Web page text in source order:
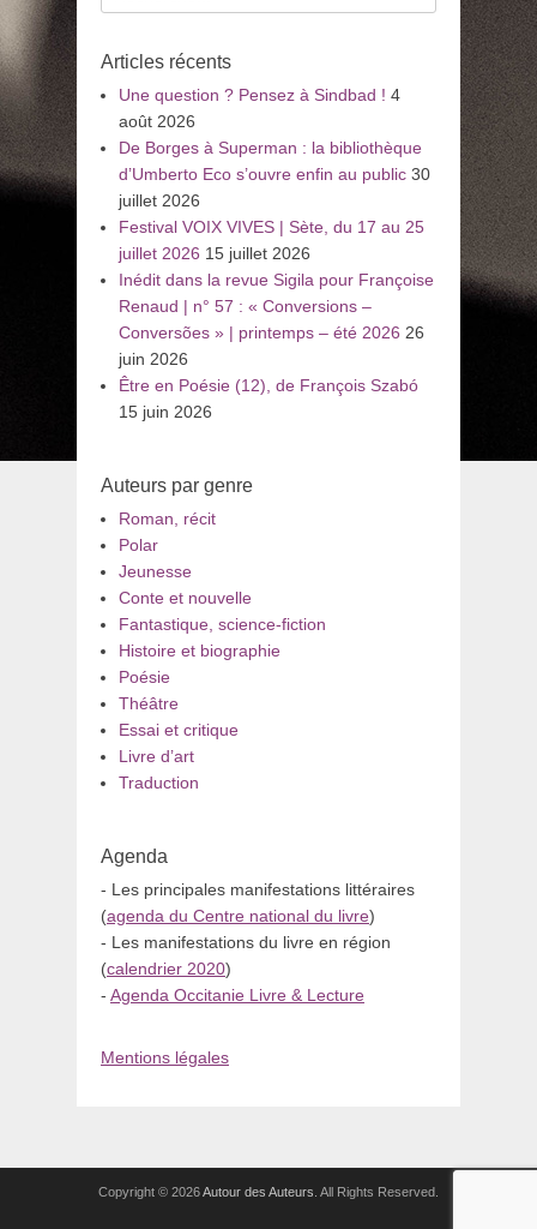
pour
Articles récents
Une question ? Pensez à Sindbad ! 4
août 2026
De Borges à Superman : la bibliothèque
d’Umberto Eco s’ouvre enfin au public 30
juillet 2026
Festival VOIX VIVES | Sète, du 17 au 25
juillet 2026 15 juillet 2026
Inédit dans la revue Sigila pour Françoise
Renaud | n° 57 : « Conversions –
Conversões » | printemps – été 2026 26
juin 2026
Être en Poésie (12), de François Szabó
15 juin 2026
Auteurs par genre
Roman, récit
Polar
Jeunesse
Conte et nouvelle
Fantastique, science-fiction
Histoire et biographie
Poésie
Théâtre
Essai et critique
Livre d’art
Traduction
Agenda
- Les principales manifestations littéraires
(agenda du Centre national du livre)
- Les manifestations du livre en région
(calendrier 2020)
- Agenda Occitanie Livre & Lecture
Mentions légales
Copyright © 2026Autour des Auteurs . All Rights Reserved.